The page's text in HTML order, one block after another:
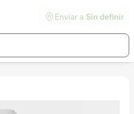
Enviar a Sin definir